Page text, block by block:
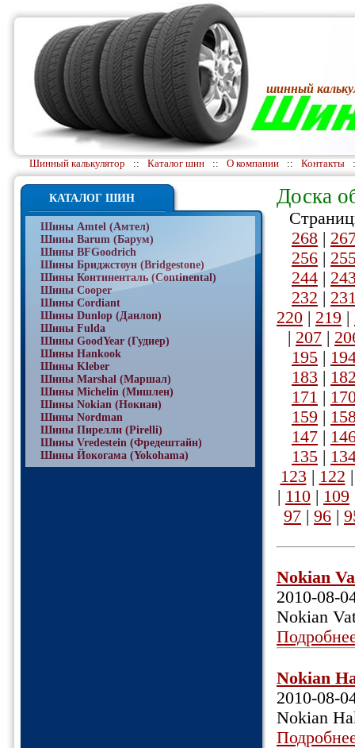
шинный
Шинный калькулятор :: Каталог шин :: О компании :: Контакты
КАТАЛОГ ШИН
Шины Amtel (Амтел)
Шины Barum (Барум)
Шины BFGoodrich
Шины Бриджстоун (Bridgestone)
Шины Континенталь (Continental)
Шины Cooper
Шины Cordiant
Шины Dunlop (Данлоп)
Шины Fulda
Шины GoodYear (Гудиер)
Шины Hankook
Шины Kleber
Шины Marshal (Маршал)
Шины Michelin (Мишлен)
Шины Nokian (Нокиан)
Шины Nordman
Шины Пирелли (Pirelli)
Шины Vredestein (Фредештайн)
Шины Йокогама (Yokohama)
Доска
268 |
256 |
244 |
232 |
220 | 219 |
| 207 |
195 |
183 |
171 |
159 |
147 |
135 |
123 | 122
| 110 | 109
97 | 96 |
Nokian
2010-08-
Nokian
Nokian
2010-08-
Nokian